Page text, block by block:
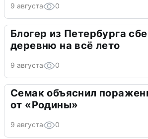
9 августа 0
Блогер из Петербурга
деревню на всё лето
9 августа 0
Семак объяснил
от «Родины»
9 августа 0